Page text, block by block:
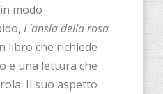
modo
L'ansia della rosa
libro che richiede
e una lettura che
Il suo aspetto